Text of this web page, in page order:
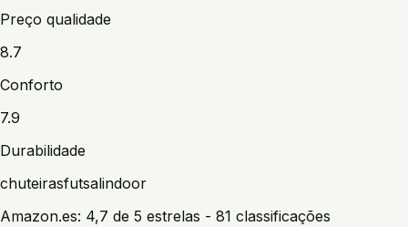
Preço qualidade
8.7
Conforto
7.9
Durabilidade
chuteirasfutsalindoor
Amazon.es: 4,7 de 5 estrelas - 81 classificações